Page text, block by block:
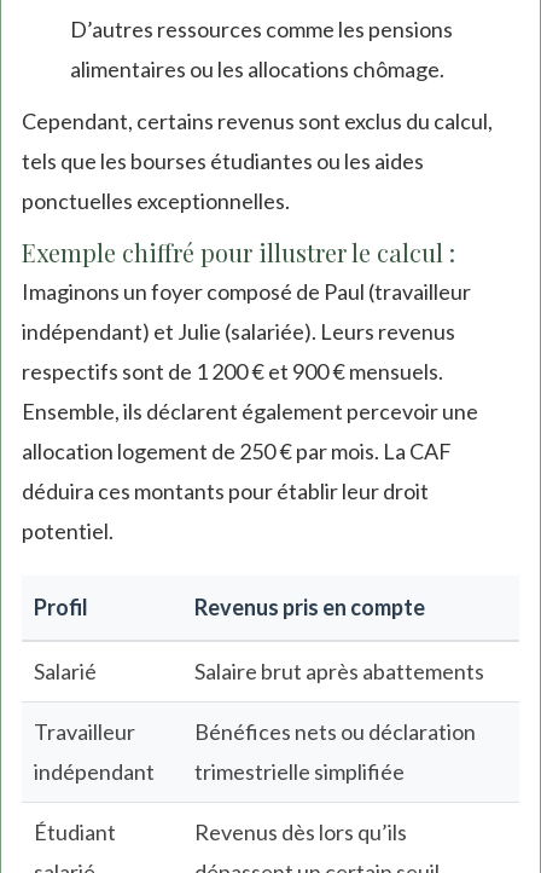
D’autres ressources comme les pensions
alimentaires ou les allocations chômage.
Cependant, certains revenus sont exclus du calcul,
tels que les bourses étudiantes ou les aides
ponctuelles exceptionnelles.
Exemple chiffré pour illustrer le calcul :
Imaginons un foyer composé de Paul (travailleur
indépendant) et Julie (salariée). Leurs revenus
respectifs sont de 1 200 € et 900 € mensuels.
Ensemble, ils déclarent également percevoir une
allocation logement de 250 € par mois. La CAF
déduira ces montants pour établir leur droit
potentiel.
Profil Revenus pris en compte
Salarié Salaire brut après abattements
Travailleur
indépendant
Bénéfices nets ou déclaration
trimestrielle simplifiée
Étudiant
Revenus dès lors qu’ils